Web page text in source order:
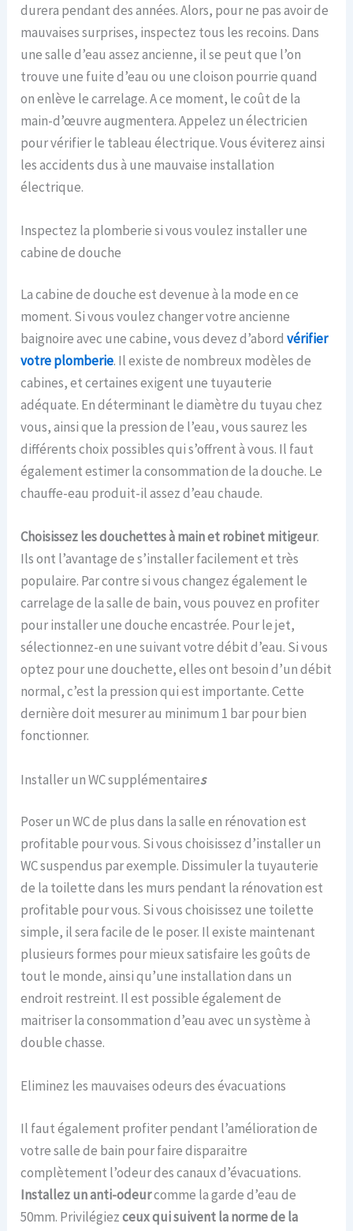
durera pendant des années. Alors, pour ne pas avoir de
mauvaises surprises, inspectez tous les recoins. Dans
une salle d’eau assez ancienne, il se peut que l’on
trouve une fuite d’eau ou une cloison pourrie quand
on enlève le carrelage. A ce moment, le coût de la
main-d’œuvre augmentera. Appelez un électricien
pour vérifier le tableau électrique. Vous éviterez ainsi
les accidents dus à une mauvaise installation
électrique.
Inspectez la plomberie si vous voulez installer une
cabine de douche
La cabine de douche est devenue à la mode en ce
moment. Si vous voulez changer votre ancienne
baignoire avec une cabine, vous devez d’abordvérifier
votre plomberie. Il existe de nombreux modèles de
cabines, et certaines exigent une tuyauterie
adéquate. En déterminant le diamètre du tuyau chez
vous, ainsi que la pression de l’eau, vous saurez les
différents choix possibles qui s’offrent à vous. Il faut
également estimer la consommation de la douche. Le
chauffe-eau produit-il assez d’eau chaude.
Choisissez les douchettes à main et robinet mitigeur.
Ils ont l’avantage de s’installer facilement et très
populaire. Par contre si vous changez également le
carrelage de la salle de bain, vous pouvez en profiter
pour installer une douche encastrée. Pour le jet,
sélectionnez-en une suivant votre débit d’eau. Si vous
optez pour une douchette, elles ont besoin d’un débit
normal, c’est la pression qui est importante. Cette
dernière doit mesurer au minimum 1 bar pour bien
fonctionner.
Installer un WC supplémentaires
Poser un WC de plus dans la salle en rénovation est
profitable pour vous. Si vous choisissez d’installer un
WC suspendus par exemple. Dissimuler la tuyauterie
de la toilette dans les murs pendant la rénovation est
profitable pour vous. Si vous choisissez une toilette
simple, il sera facile de le poser. Il existe maintenant
plusieurs formes pour mieux satisfaire les goûts de
tout le monde, ainsi qu’une installation dans un
endroit restreint. Il est possible également de
maitriser la consommation d’eau avec un système à
double chasse.
Eliminez les mauvaises odeurs des évacuations
Il faut également profiter pendant l’amélioration de
votre salle de bain pour faire disparaitre
complètement l’odeur des canaux d’évacuations.
Installez un anti-odeurcomme la garde d’eau de
50mm. Privilégiezceux qui suivent la norme de la